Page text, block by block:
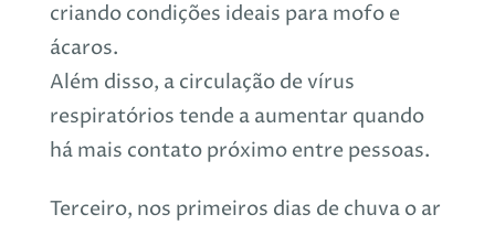
criando condições ideais para mofo e
ácaros.
Além disso, a circulação de vírus
respiratórios tende a aumentar quando
há mais contato próximo entre pessoas.
Terceiro, nos primeiros dias de chuva o ar